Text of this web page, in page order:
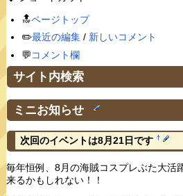
🔝ページトップ
✏️最近の編集/ 新しいコメント
💬コメント欄
サイト内検索
ミニお知らせ †
次回のイベントは8月21日です †
毎年恒例、8月の海賊コスプレぶた大活
来るかもしれない！！